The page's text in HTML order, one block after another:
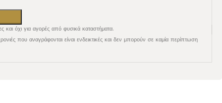
και όχι για αγορές από φυσικά καταστήματα.
που αναγράφονται είναι ενδεικτικές και δεν μπορούν σε καμία περίπτωση